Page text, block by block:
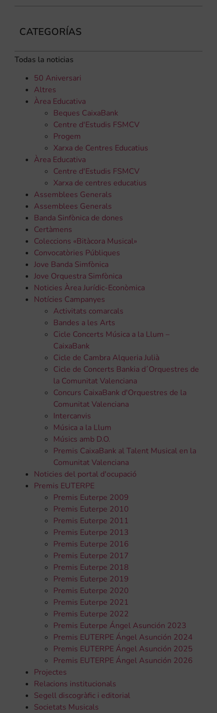
CATEGORÍAS
Todas la noticias
50 Aniversari
Altres
Àrea Educativa
Beques CaixaBank
Centre d'Estudis FSMCV
Progem
Xarxa de Centres Educatius
Àrea Educativa
Centre d'Estudis FSMCV
Xarxa de centres educatius
Assemblees Generals
Assemblees Generals
Banda Sinfònica de dones
Certàmens
Coleccions «Bitàcora Musical»
Convocatòries Públiques
Jove Banda Simfònica
Jove Orquestra Simfònica
Noticies Àrea Jurídic-Econòmica
Notícies Campanyes
Activitats comarcals
Bandes a les Arts
Cicle Concerts Música a la Llum –
CaixaBank
Cicle de Cambra Alqueria Julià
Cicle de Concerts Bankia d´Orquestres de
la Comunitat Valenciana
Concurs CaixaBank d'Orquestres de la
Comunitat Valenciana
Intercanvis
Música a la Llum
Músics amb D.O.
Premis CaixaBank al Talent Musical en la
Comunitat Valenciana
Noticies del portal d'ocupació
Premis EUTERPE
Premis Euterpe 2009
Premis Euterpe 2010
Premis Euterpe 2011
Premis Euterpe 2013
Premis Euterpe 2016
Premis Euterpe 2017
Premis Euterpe 2018
Premis Euterpe 2019
Premis Euterpe 2020
Premis Euterpe 2021
Premis Euterpe 2022
Premis Euterpe Ángel Asunción 2023
Premis EUTERPE Ángel Asunción 2024
Premis EUTERPE Ángel Asunción 2025
Premis EUTERPE Ángel Asunción 2026
Projectes
Relacions institucionals
Segell discogràfic i editorial
Societats Musicals